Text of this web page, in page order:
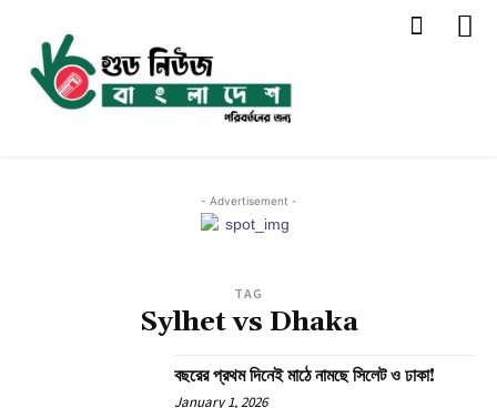
- Advertisement -
TAG
Sylhet vs Dhaka
বছরের প্রথম দিনেই মাঠে নামছে সিলেট ও ঢাকা!
January 1, 2026